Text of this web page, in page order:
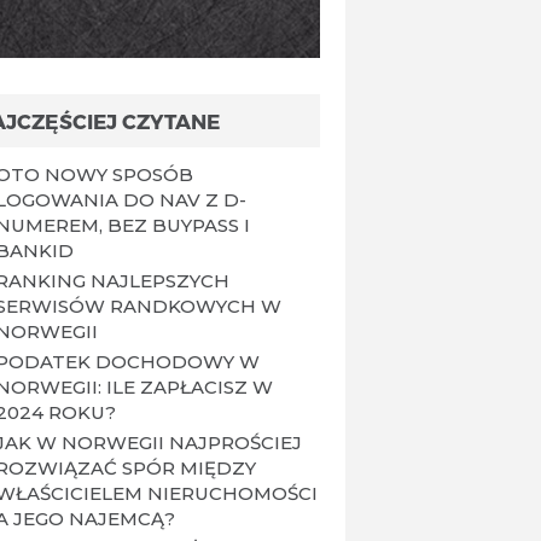
CZYTANE
NOWY SPOSÓB
DO NAV Z D-
BEZ BUYPASS I
NAJLEPSZYCH
RANDKOWYCH W
DOCHODOWY W
ILE ZAPŁACISZ W
ROKU?
W NORWEGII NAJPROŚCIEJ
SPÓR MIĘDZY
NIERUCHOMOŚCI
JEGO NAJEMCĄ?